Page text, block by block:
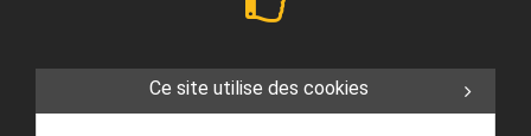
Ce site utilise des cookies